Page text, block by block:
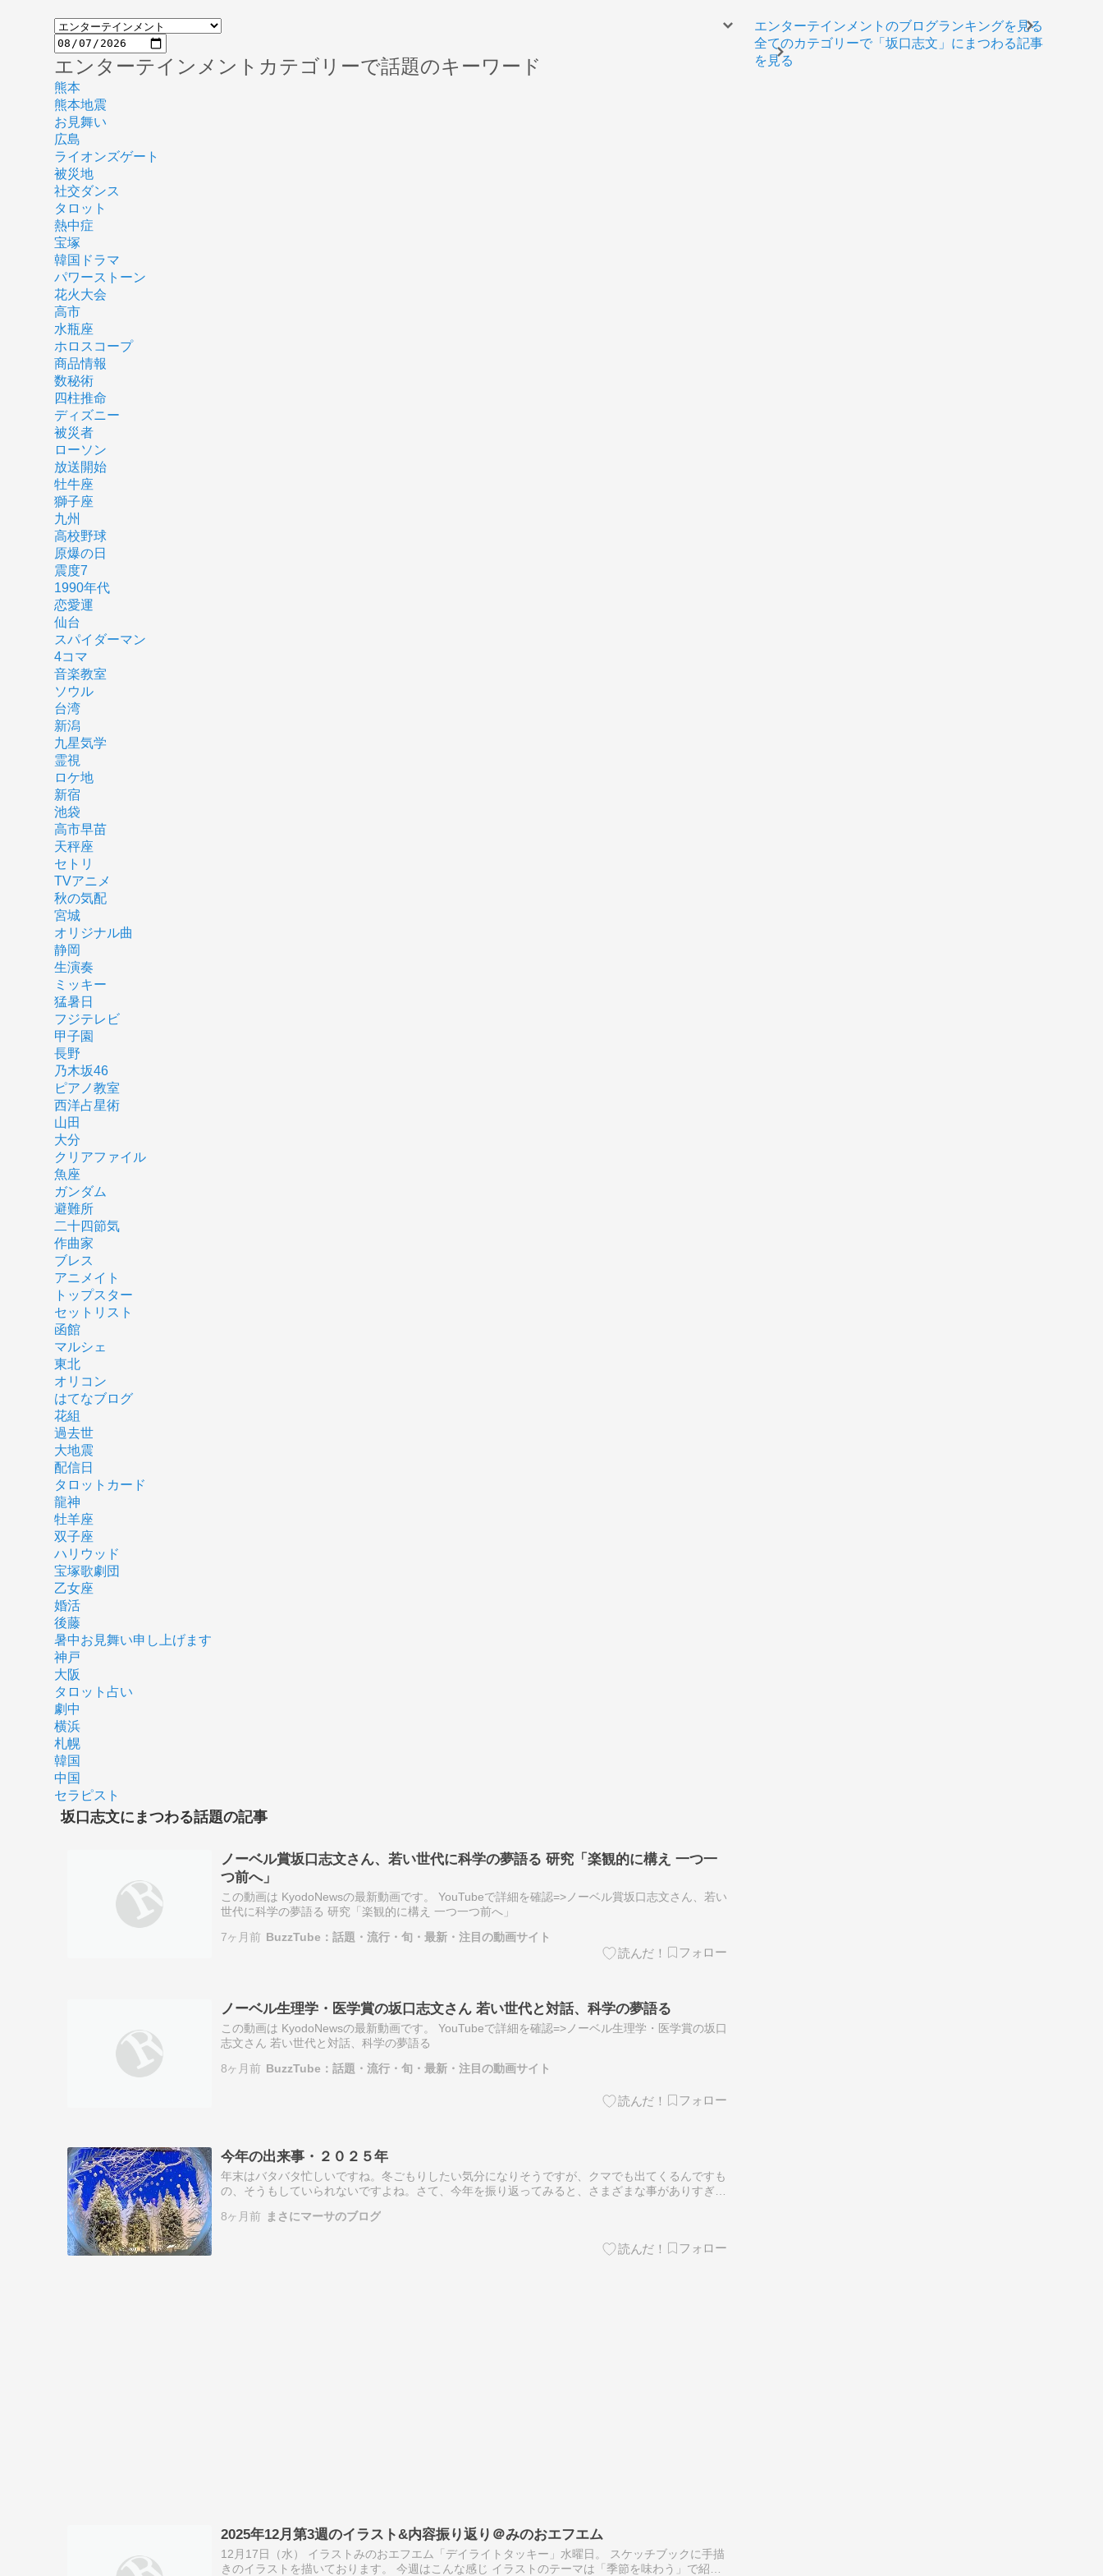
エンターテインメントカテゴリーで話題のキーワード
熊本
熊本地震
お見舞い
広島
ライオンズゲート
被災地
社交ダンス
タロット
熱中症
宝塚
韓国ドラマ
パワーストーン
花火大会
高市
水瓶座
ホロスコープ
商品情報
数秘術
四柱推命
ディズニー
被災者
ローソン
放送開始
牡牛座
獅子座
九州
高校野球
原爆の日
震度7
1990年代
恋愛運
仙台
スパイダーマン
4コマ
音楽教室
ソウル
台湾
新潟
九星気学
霊視
ロケ地
新宿
池袋
高市早苗
天秤座
セトリ
TVアニメ
秋の気配
宮城
オリジナル曲
静岡
生演奏
ミッキー
猛暑日
フジテレビ
甲子園
長野
乃木坂46
ピアノ教室
西洋占星術
山田
大分
クリアファイル
魚座
ガンダム
避難所
二十四節気
作曲家
ブレス
アニメイト
トップスター
セットリスト
函館
マルシェ
東北
オリコン
はてなブログ
花組
過去世
大地震
配信日
タロットカード
龍神
牡羊座
双子座
ハリウッド
宝塚歌劇団
乙女座
婚活
後藤
暑中お見舞い申し上げます
神戸
大阪
タロット占い
劇中
横浜
札幌
韓国
中国
セラピスト
坂口志文にまつわる話題の記事
ノーベル賞坂口志文さん、若い世代に科学の夢語る 研究「楽観的に構え 一つ一
つ前へ」
この動画は KyodoNewsの最新動画です。 YouTubeで詳細を確認=>ノーベル賞坂口志文さん、若い
世代に科学の夢語る 研究「楽観的に構え 一つ一つ前へ」
7ヶ月前 BuzzTube：話題・流行・旬・最新・注目の動画サイト
ノーベル生理学・医学賞の坂口志文さん 若い世代と対話、科学の夢語る
この動画は KyodoNewsの最新動画です。 YouTubeで詳細を確認=>ノーベル生理学・医学賞の坂口
志文さん 若い世代と対話、科学の夢語る
8ヶ月前 BuzzTube：話題・流行・旬・最新・注目の動画サイト
今年の出来事・２０２５年
年末はバタバタ忙しいですね。冬ごもりしたい気分になりそうですが、クマでも出てくるんですも
の、そうもしていられないですよね。さて、今年を振り返ってみると、さまざまな事がありすぎ
が連立を離れ、代…
8ヶ月前 まさにマーサのブログ
2025年12月第3週のイラスト&内容振り返り＠みのおエフエム
12月17日（水） イラストみのおエフエム「デイライトタッキー」水曜日。 スケッチブックに手描
きのイラストを描いております。 今週はこんな感じ イラストのテーマは「季節を味わう」で紹介
エンターテインメントのブログランキングを見る
全てのカテゴリーで「坂口志文」にまつわる記事
を見る